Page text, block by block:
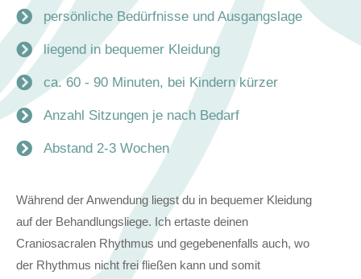
Während der Anwendung liegst du in bequemer Kleidung
auf der Behandlungsliege. Ich ertaste deinen
Craniosacralen Rhythmus und gegebenenfalls auch, wo
der Rhythmus nicht frei fließen kann und somit
persönliche Bedürfnisse und Ausgangslage
liegend in bequemer Kleidung
ca. 60 - 90 Minuten, bei Kindern kürzer
Anzahl Sitzungen je nach Bedarf
Abstand 2-3 Wochen